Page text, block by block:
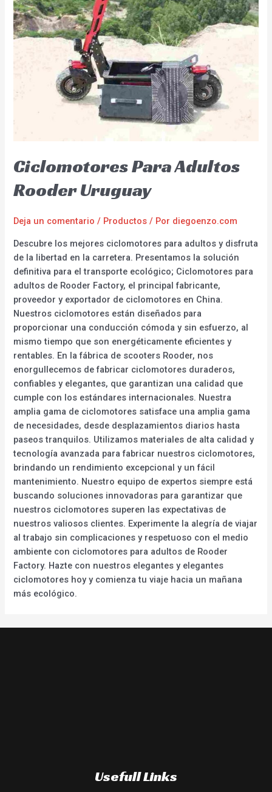
Ciclomotores Para Adultos
Rooder Uruguay
Deja un comentario / Productos / Por diegoenzo.com
Descubre los mejores ciclomotores para adultos y disfruta
de la libertad en la carretera. Presentamos la solución
definitiva para el transporte ecológico; Ciclomotores para
adultos de Rooder Factory, el principal fabricante,
proveedor y exportador de ciclomotores en China.
Nuestros ciclomotores están diseñados para
proporcionar una conducción cómoda y sin esfuerzo, al
mismo tiempo que son energéticamente eficientes y
rentables. En la fábrica de scooters Rooder, nos
enorgullecemos de fabricar ciclomotores duraderos,
confiables y elegantes, que garantizan una calidad que
cumple con los estándares internacionales. Nuestra
amplia gama de ciclomotores satisface una amplia gama
de necesidades, desde desplazamientos diarios hasta
paseos tranquilos. Utilizamos materiales de alta calidad y
tecnología avanzada para fabricar nuestros ciclomotores,
brindando un rendimiento excepcional y un fácil
mantenimiento. Nuestro equipo de expertos siempre está
buscando soluciones innovadoras para garantizar que
nuestros ciclomotores superen las expectativas de
nuestros valiosos clientes. Experimente la alegría de viajar
al trabajo sin complicaciones y respetuoso con el medio
ambiente con ciclomotores para adultos de Rooder
Factory. Hazte con nuestros elegantes y elegantes
ciclomotores hoy y comienza tu viaje hacia un mañana
más ecológico.
Usefull Links